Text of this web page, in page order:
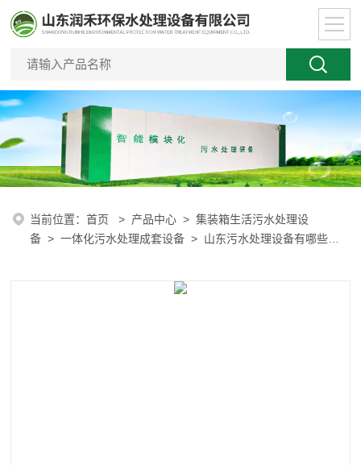
当前位置：首页 > 产品中心 >集装箱生活污水处理设
备 >一体化污水处理成套设备 > 山东污水处理设备有哪些，